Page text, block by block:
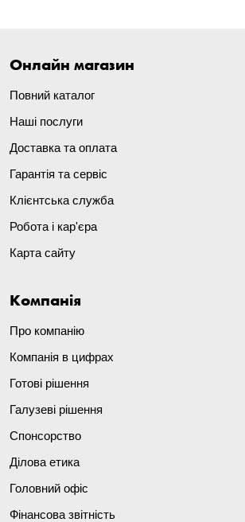
Онлайн магазин
Повний каталог
Наші послуги
Доставка та оплата
Гарантія та сервіс
Клієнтська служба
Робота і кар'єра
Карта сайту
Компанія
Про компанію
Компанія в цифрах
Готові рішення
Галузеві рішення
Спонсорство
Ділова етика
Головний офіс
Фінансова звітність